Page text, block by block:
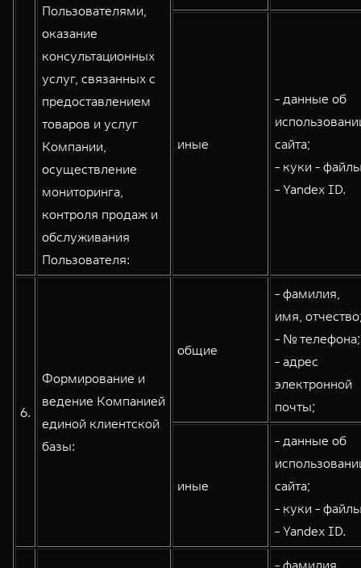
Пользователями,
оказание
консультационных
услуг, связанных с
предоставлением
товаров и услуг
Компании,
осуществление
мониторинга,
контроля продаж и
обслуживания
Пользователя:
иные
- данные об
сайта;
- куки -
- Yandex ID.
6.
Формирование и
ведение Компанией
единой клиентской
базы:
общие
- фамилия,
имя,
- № телефона;
- адрес
электронной
почты;
иные
- данные об
сайта;
- куки -
- Yandex ID.
- фамилия,